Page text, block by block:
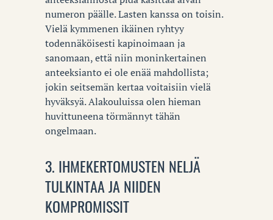
numeron päälle. Lasten kanssa on toisin.
Vielä kymmenen ikäinen ryhtyy
todennäköisesti kapinoimaan ja
sanomaan, että niin moninkertainen
anteeksianto ei ole enää mahdollista;
jokin seitsemän kertaa voitaisiin vielä
hyväksyä. Alakouluissa olen hieman
huvittuneena törmännyt tähän
ongelmaan.
3. IHMEKERTOMUSTEN NELJÄ
TULKINTAA JA NIIDEN
KOMPROMISSIT